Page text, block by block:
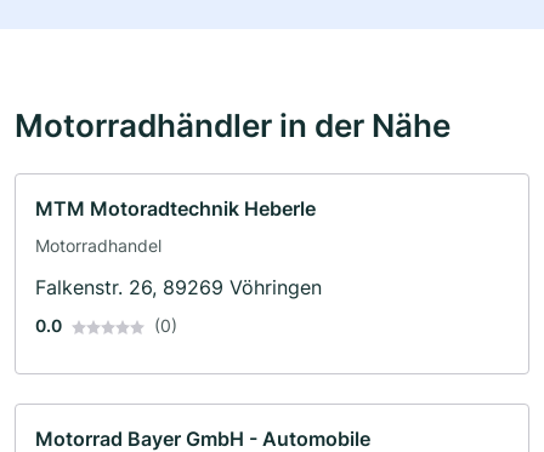
Motorradhändler in der Nähe
MTM Motoradtechnik Heberle
Motorradhandel
Falkenstr. 26, 89269 Vöhringen
0.0 (0)
Motorrad Bayer GmbH - Automobile